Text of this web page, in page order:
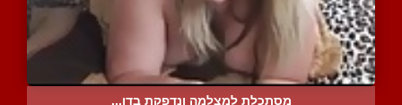
מסתכלת למצלמה ונדפקת בדו...